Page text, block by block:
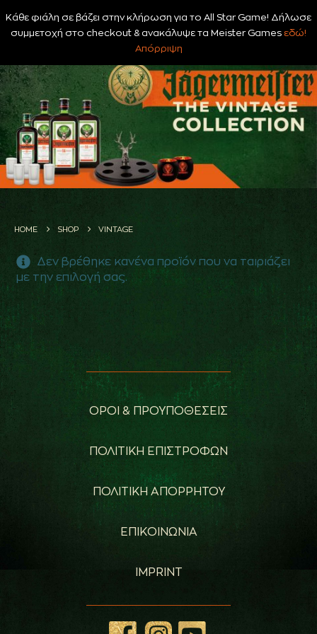
Κάθε φιάλη σε βάζει στην κλήρωση για το All Star Game! Δήλωσε
συμμετοχή στο checkout & ανακάλυψε τα Meister Games εδώ!
Απόρριψη
0
HOME SHOP VINTAGE
Δεν βρέθηκε κανένα προϊόν που να ταιριάζει
με την επιλογή σας.
ΟΡΟΙ & ΠΡΟΥΠΟΘΕΣΕΙΣ
ΠΟΛΙΤΙΚΗ ΕΠΙΣΤΡΟΦΩΝ
ΠΟΛΙΤΙΚΗ ΑΠΟΡΡΗΤΟΥ
ΕΠΙΚΟΙΝΩΝΙΑ
IMPRINT